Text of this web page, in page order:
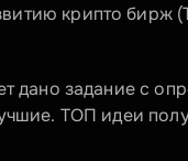
крипто бирж
дано задание с
ТОП идеи